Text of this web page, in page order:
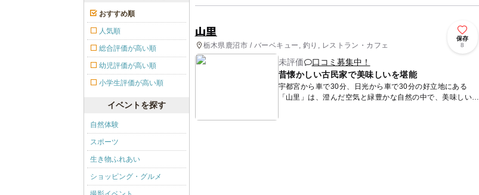
山里
栃木県鹿沼市 / バーベキュー, 釣り, レストラン・カフェ
保存
8
未評価
口コミ募集中！
昔懐かしい古民家で美味しいを堪能
宇都宮から車で30分、日光から車で30分の好立地にある
「山里」は、澄んだ空気と緑豊かな自然の中で、美味しいも
物の鶏...
おすすめ順
人気順
総合評価が高い順
幼児評価が高い順
小学生評価が高い順
イベントを探す
自然体験
スポーツ
生き物ふれあい
ショッピング・グルメ